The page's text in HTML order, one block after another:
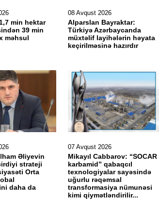
min hektar
39 min
məhsul
08 Avqust 2026
Alparslan Bayraktar:
Türkiyə Azərbaycanda
müxtəlif layihələrin həyata
keçirilməsinə hazırdır
Əliyevin
strateji
Orta
daha da
07 Avqust 2026
Mikayıl Cabbarov: “SOCAR
karbamid” qabaqcıl
texnologiyalar sayəsində
uğurlu rəqəmsal
transformasiya nümunəsi
kimi qiymətləndirilir...